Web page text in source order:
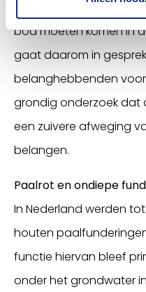
energietransitie en
bod moeten komen in
gaat daarom in
belanghebbenden
grondig onderzoek dat
een zuivere afweging
belangen.
Paalrot en ondiepe
In Nederland werden
houten
functie hiervan bleef
onder het grondwater